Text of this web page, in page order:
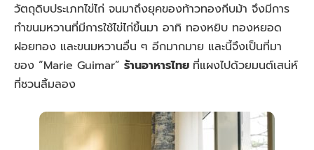
วัตถุดิบประเภทไข่ไก่ จนมาถึงยุคของท้าวทองกีบม้า จึงมีการ
ทำขนมหวานที่มีการใช้ไข่ไก่ขึ้นมา อาทิ ทองหยิบ ทองหยอด
ฝอยทอง และขนมหวานอื่น ๆ อีกมากมาย และนี้จึงเป็นที่มา
ของ “Marie Guimar” ร้านอาหารไทย ที่แผงไปด้วยมนต์เสน่ห์
ที่ชวนลิ้มลอง